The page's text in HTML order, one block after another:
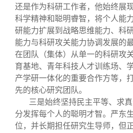
还是作为科研工作者，他始终展
科学精神和聪明睿智，将个人能
研能力扩展到战略思维能力、科
能力与科研攻关能力协调发展的
在团队（集体）从单一的科研攻
育基地、青年科技人才训练场、
产学研一体化的重要合作方等，
先的核心研究团队。
三是始终坚持民主平等、求
分发挥每个人的聪明才智。严东
位，并长期担任研究生导师，但